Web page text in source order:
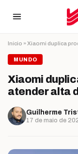
Início »Xiaomi duplica
MUNDO
Xiaomi
atender alta
Guilherme
17 de maio de